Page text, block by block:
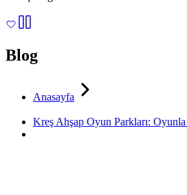
Blog
Anasayfa
Kreş Ahşap Oyun Parkları: